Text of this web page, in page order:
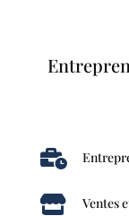

 Ventes